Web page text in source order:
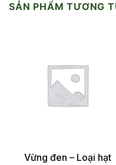
SẢN PHẨM TƯƠNG
Vừng đen – Loại hạt